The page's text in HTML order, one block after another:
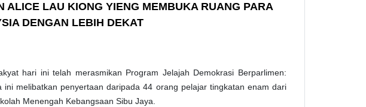
ALICE LAU KIONG YIENG MEMBUKA RUANG PARA
DENGAN LEBIH DEKAT
hari ini telah merasmikan Program Jelajah Demokrasi Berparlimen:
melibatkan penyertaan daripada 44 orang pelajar tingkatan enam dari
Menengah Kebangsaan Sibu Jaya.